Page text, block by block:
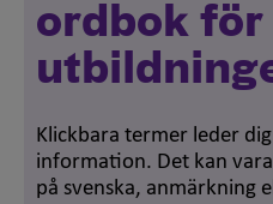
ordbok för
Klickbara termer leder
information. Det kan
på svenska, anmärkning